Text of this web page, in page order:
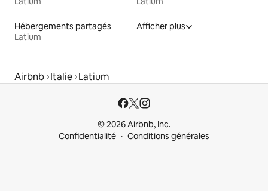
Hébergements partagés
Latium
Afficher plus
Airbnb Italie Latium
© 2026 Airbnb, Inc.
Confidentialité
Conditions générales